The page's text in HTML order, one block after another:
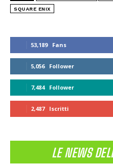
53,189 Fans
5,056 Follower
7,484 Follower
2,487 Iscritti
LE NEWS
SQUARE ENIX